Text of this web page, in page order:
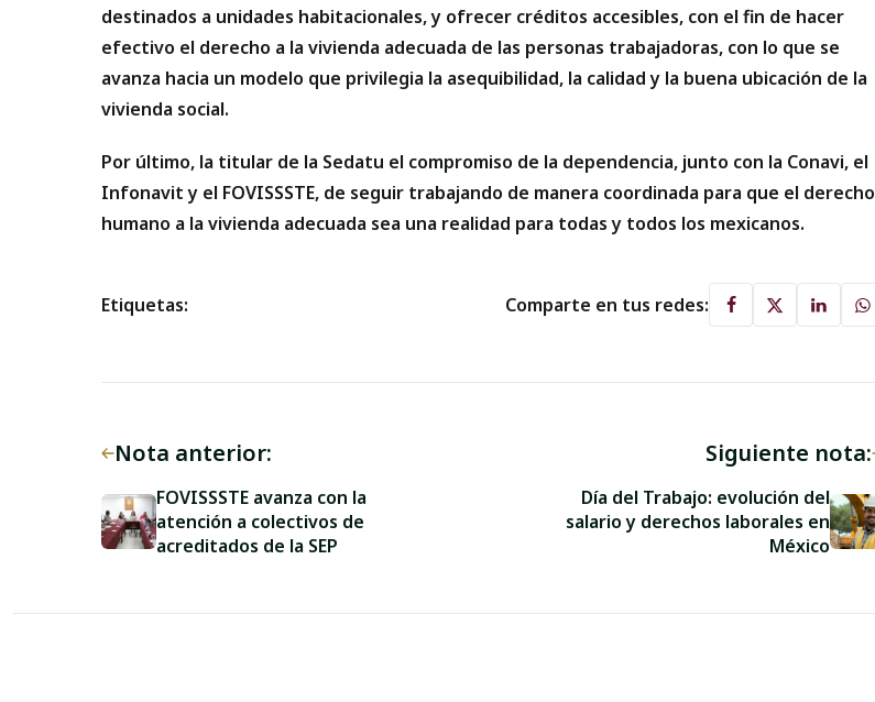
destinados a unidades habitacionales, y ofrecer créditos accesibles, con el fin de hacer
efectivo el derecho a la vivienda adecuada de las personas trabajadoras, con lo que se
avanza hacia un modelo que privilegia la asequibilidad, la calidad y la buena ubicación de la
vivienda social.
Por último, la titular de la Sedatu el compromiso de la dependencia, junto con la Conavi, el
Infonavit y el FOVISSSTE, de seguir trabajando de manera coordinada para que el derecho
humano a la vivienda adecuada sea una realidad para todas y todos los mexicanos.
Etiquetas: Comparte en tus redes:
Nota anterior:
FOVISSSTE avanza con la
atención a colectivos de
acreditados de la SEP
Siguiente nota:
Día del Trabajo: evolución del
salario y derechos laborales en
México